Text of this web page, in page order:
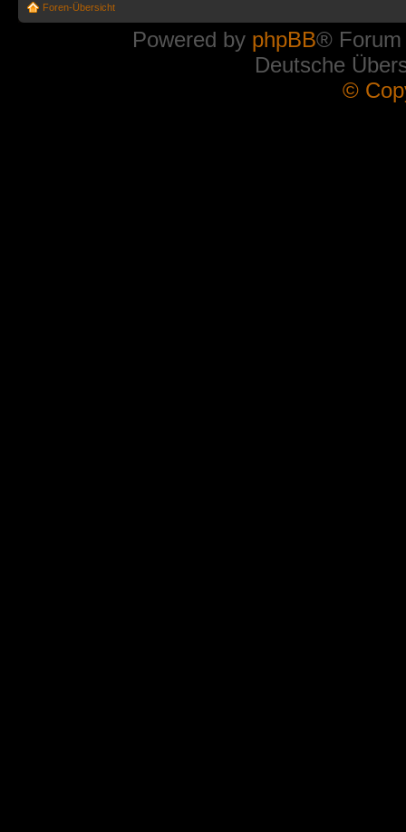
Foren-Übersicht
Powered by phpBB®
Deutsche
©